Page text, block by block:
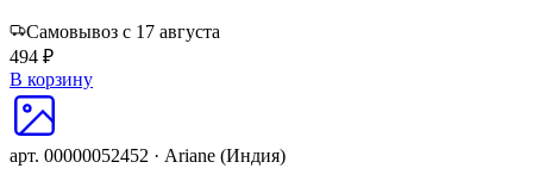
Самовывоз с 17 августа
494 ₽
В корзину
арт. 00000052452 · Ariane (Индия)